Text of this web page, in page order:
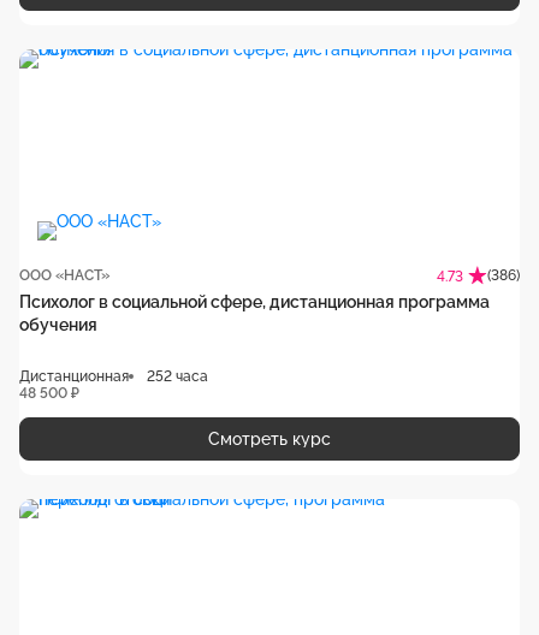
ООО «НАСТ» 4.73 (386)
Психолог в социальной сфере, дистанционная программа
обучения
Дистанционная
252 часа
48 500 ₽
Смотреть курс